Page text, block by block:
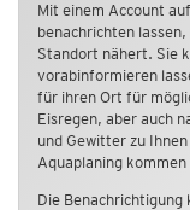
Mit einem Account
benachrichten
Standort nähert. Sie
vorabinformieren
für ihren Ort für
Eisregen, aber auch
und Gewitter zu
Aquaplaning
Die Benachrichtigung